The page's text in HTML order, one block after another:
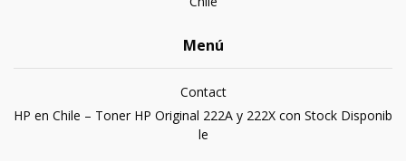
Menú
Contact
HP en Chile – Toner HP Original 222A y 222X con Stock Disponib
le